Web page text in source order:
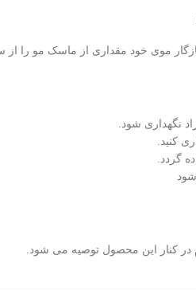
از ماسک مو را از ساقه تا انتهای مو مالیده و به
کنید.
گردد.
در کنار این محصول توصیه می شود.